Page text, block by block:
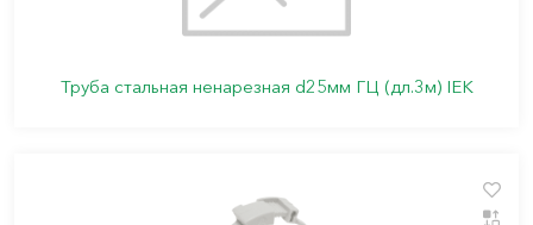
Труба стальная ненарезная d25мм ГЦ (дл.3м) IEK